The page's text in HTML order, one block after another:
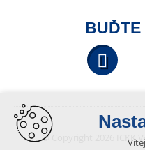
© Copyright 2026 ICKK